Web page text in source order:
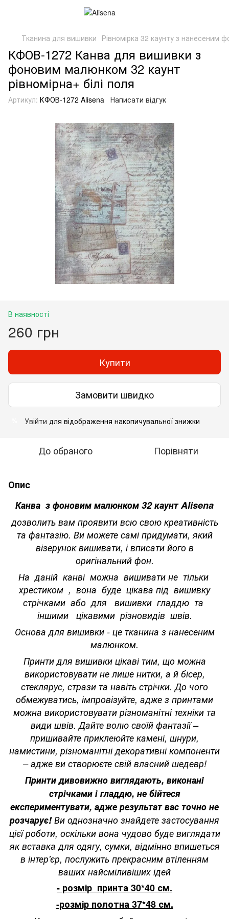
Тканина для вишивки Рівномірка 32 каунту з нанесеним
КФОВ-1272 Канва для вишивки з
фоновим малюнком 32 каунт
рівномірна+ білі поля
Артикул: КФОВ-1272 Alisena Написати відгук
В наявності
260 грн
Купити
Замовити швидко
Увійти для відображення накопичувальної знижки
До обраного Порівняти
Опис
Канва з фоновим малюнком 32 каунт Alisena
дозволить вам проявити всю свою креативність
та фантазію. Ви можете самі придумати, який
візерунок вишивати, і вписати його в
оригінальний фон.
На даній канві можна вишивати не тільки
хрестиком , вона буде цікава під вишивку
стрічками або для вишивки гладдю та
іншими цікавими різновидів швів.
Основа для вишивки - це тканина з нанесеним
малюнком.
Принти для вишивки цікаві тим, що можна
використовувати не лише нитки, а й бісер,
стеклярус, стрази та навіть стрічки. До чого
обмежуватись, імпровізуйте, адже з принтами
можна використовувати різноманітні техніки та
види швів. Дайте волю своїй фантазії –
пришивайте приклеюйте камені, шнури,
намистини, різноманітні декоративні компоненти
– адже ви створюєте свій власний шедевр!
Принти дивовижно виглядають, виконані
стрічками і гладдю, не бійтеся
експериментувати, адже результат вас точно не
розчарує! Ви однозначно знайдете застосування
цієї роботи, оскільки вона чудово буде виглядати
як вставка для одягу, сумки, відмінно впишеться
в інтер'єр, послужить прекрасним втіленням
ваших найсміливіших ідей
- розмір принта 30*40 см.
-розмір полотна 37*48 см.